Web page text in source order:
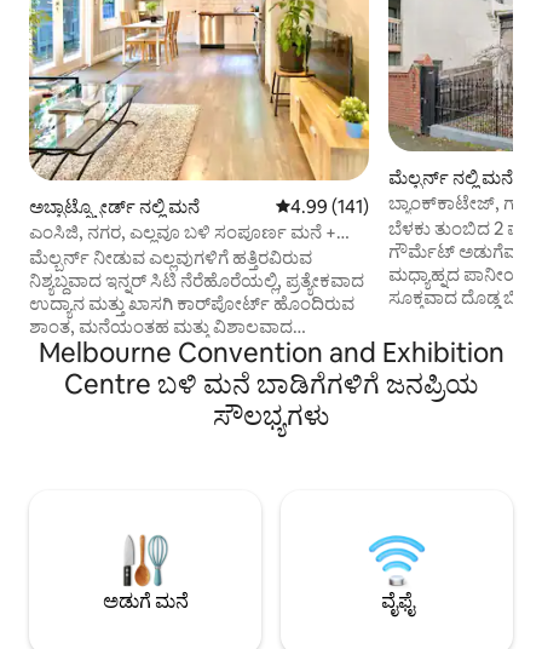
ಅಬ್ಬಾಟ್ಸ್ಫೋರ್ಡ್ ನಲ್ಲಿ ಮನೆ 5 ರಲ್ಲಿ 4.99 ಸರಾಸರಿ ರೇಟಿಂಗ್, 141
4.99 (141)
ಎಂಸಿಜಿ, ನಗರ, ಎಲ್ಲವೂ ಬಳಿ ಸಂಪೂರ್ಣ ಮನೆ +
ಪಾರ್ಕಿಂಗ್
ಮೆಲ್ಬರ್ನ್ ನೀಡುವ ಎಲ್ಲವುಗಳಿಗೆ ಹತ್ತಿರವಿರುವ
ನಿಶ್ಯಬ್ದವಾದ ಇನ್ನರ್ ಸಿಟಿ ನೆರೆಹೊರೆಯಲ್ಲಿ, ಪ್ರತ್ಯೇಕವಾದ
ಉದ್ಯಾನ ಮತ್ತು ಖಾಸಗಿ ಕಾರ್‌ಪೋರ್ಟ್ ಹೊಂದಿರುವ
ಶಾಂತ, ಮನೆಯಂತಹ ಮತ್ತು ವಿಶಾಲವಾದ
ವಿಕ್ಟೋರಿಯನ್ ಹೆರಿಟೇಜ್ ಕಾಟೇಜ್‌ನಲ್ಲಿ ವಾಸಿಸಿ.
ಕೇವಲ ಸ್ವಲ್ಪ ದೂರ ನಡೆದರೆ, ಟ್ರಾಮ್, ರೈಲು ಅಥವಾ
Uber ಸವಾರಿಯ ಮೂಲಕ ಹೋಗಬಹುದಾದ
ಸ್ಥಳಗಳಲ್ಲಿ MCG, ಲೈವ್ ಕ್ರೀಡೆ ಮತ್ತು ಸಂಗೀತ
ಸ್ಥಳಗಳು, CBD ಅಂಗಡಿಗಳು, ಚಿತ್ರಮಂದಿರಗಳು,
ಆಸ್ಪತ್ರೆಗಳು ಇವೆ. ಅಪಾರ್ಟ್‌ಮೆಂಟ್ ಅಥವಾ
ಹೋಟೆಲ್ ಅಲ್ಲದ ನಿಜವಾದ ಇನ್ನರ್-ಸಿಟಿ ಹೋಮ್
ಸ್ಟೇಗಾಗಿ, ಇನ್ನು ಮುಂದೆ ಹುಡುಕಬೇಡಿ. ಕೆಲಸದ
ಟ್ರಿಪ್‌ಗಳಿಗೂ ಪರಿಪೂರ್ಣ!
ಮೆಲ್ಬರ್ನ್ ನಲ್ಲಿ ಮನೆ
ಬ್ಯಾಂಕ್‌ಕಾಟೇಜ್,
ವಾಕ್‌ನಿಂದ CBD ಗೆ
ಬೆಳಕು ತುಂಬಿದ 2 ಮಲಗುವ ಕೋಣೆ ಟೆರೇಸ್.
ಗೌರ್ಮೆಟ್ ಅಡುಗೆಮನೆ
ಮಧ್ಯಾಹ್ನದ
ಸೂಕ್ತವಾದ ದೊಡ್ಡ
ಹೈಡ್ರೋನಿಕ್
ಹೊಂದಿರುವ
ಗುಣಮಟ್ಟದ
ಮತ್ತು 96
Melbourne Convention and Exhibition
Centre ಬಳಿ ಮನೆ ಬಾಡಿಗೆಗಳಿಗೆ ಜನಪ್ರಿಯ
ಸೌಲಭ್ಯಗಳು
ಅಡುಗೆ ಮನೆ ವೈಫೈ